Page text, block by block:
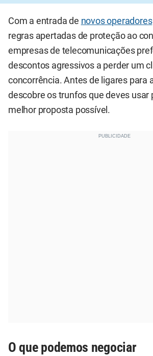
Com a entrada de novos operadores
regras apertadas de proteção ao
empresas de telecomunicações
descontos agressivos a perder um
concorrência. Antes de ligares para
descobre os trunfos que deves usar
melhor proposta possível.
O que podemos negociar